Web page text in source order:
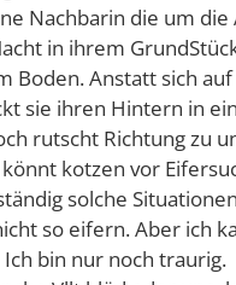
Nachbarin die um
in ihrem
Boden. Anstatt sich
sie ihren Hintern in
rutscht Richtung zu
könnt kotzen vor
solche
so eifern. Aber ich
Ich bin nur noch traurig.